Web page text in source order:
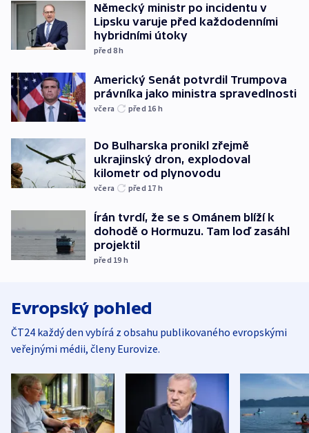
Německý ministr po incidentu v
Lipsku varuje před každodenními
hybridními útoky
před 8h
Americký Senát potvrdil Trumpova
právníka jako ministra spravedlnosti
včera před 16 h
Do Bulharska pronikl zřejmě
ukrajinský dron, explodoval
kilometr od plynovodu
včera před 17 h
Írán tvrdí, že se s Ománem blíží k
dohodě o Hormuzu. Tam loď zasáhl
projektil
před 19 h
Evropský pohled
ČT24 každý den vybírá z obsahu publikovaného evropskými
veřejnými médii, členy Eurovize.